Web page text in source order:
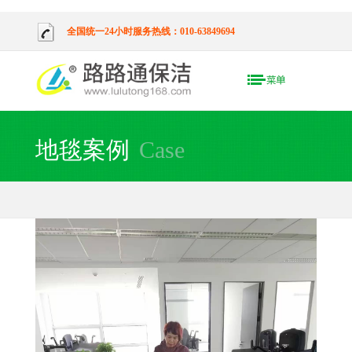
全国统一24小时服务热线：010-63849694
地毯案例 Case